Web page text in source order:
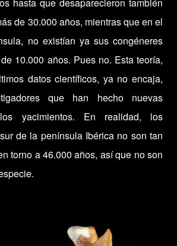
de 30.000 años, mientras que en el
no existían ya sus congéneres
10.000 años. Pues no. Esta teoría,
datos científicos, ya no encaja,
que han hecho nuevas
yacimientos. En realidad, los
de la península Ibérica no son tan
torno a 46.000 años, así que no son